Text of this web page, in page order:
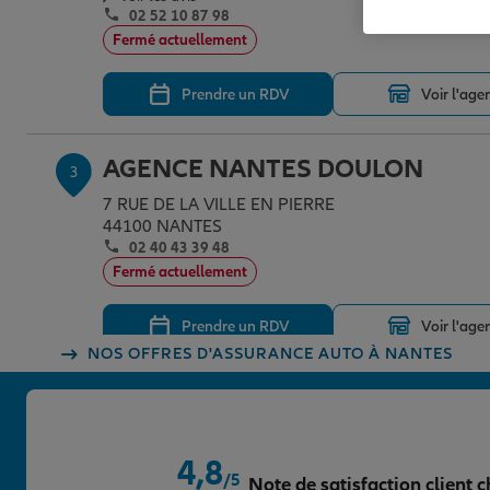
02 52 10 87 98
Fermé actuellement
Prendre un RDV Voir
3 AGENCE NANTES DOULON
7 RUE DE LA VILLE EN PIERRE
44100 NANTES
02 40 43 39 48
Fermé actuellement
Prendre un RDV Voir
44332 NANTES CEDEX 3
Note de 4.9 sur 5
(91 avis)
NOS OFFRES D'ASSURANCE AUTO À NANTES
4,8/5 Note de satisfaction client